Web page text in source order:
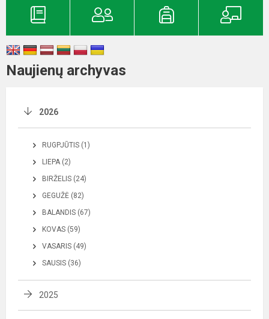
Naujienų archyvas
2026
RUGPJŪTIS (1)
LIEPA (2)
BIRŽELIS (24)
GEGUŽĖ (82)
BALANDIS (67)
KOVAS (59)
VASARIS (49)
SAUSIS (36)
2025